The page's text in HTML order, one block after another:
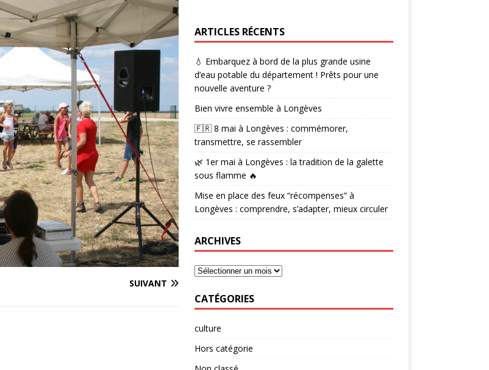
SUIVANT
ARTICLES RÉCENTS
💧 Embarquez à bord de la plus grande usine
d’eau potable du département ! Prêts pour une
nouvelle aventure ?
Bien vivre ensemble à Longèves
🇫🇷 8 mai à Longèves : commémorer,
transmettre, se rassembler
🌿 1er mai à Longèves : la tradition de la galette
sous flamme 🔥
Mise en place des feux “récompenses” à
Longèves : comprendre, s’adapter, mieux circuler
ARCHIVES
CATÉGORIES
culture
Hors catégorie